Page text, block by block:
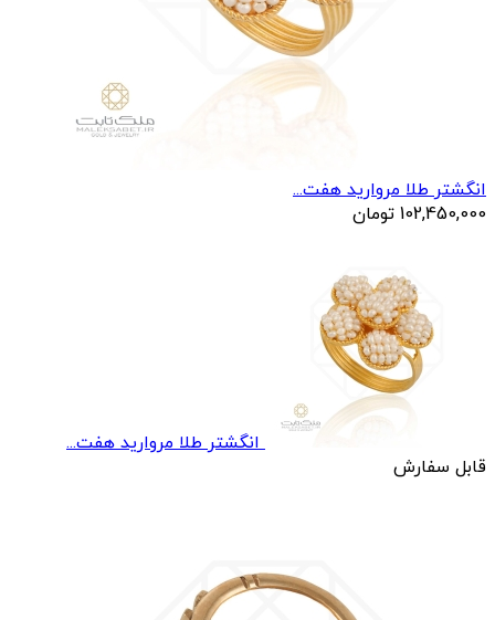
انگشتر طلا مروارید هفت...
102,450,000 تومان
انگشتر طلا مروارید هفت...
قابل سفارش